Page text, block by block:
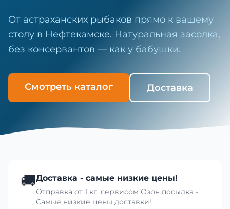
От астраханских рыбаков прямо к вашему
столу в Нефтекамске. Натуральная засолка,
без консервантов — как у бабушки.
Смотреть каталог Доставка
🚚Доставка - самые низкие цены!
Отправка от 1 кг. сервисом Озон посылка -
Самые низкие цены доставки!